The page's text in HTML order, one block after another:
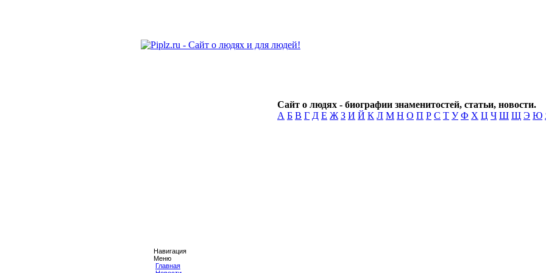
Сайт о людях - биографии знаменитостей, статьи, новости.
А Б В Г Д Е Ж З И Й К Л М Н О П Р С Т У Ф Х Ц Ч Ш Щ Э Ю
Навигация
Меню
Главная